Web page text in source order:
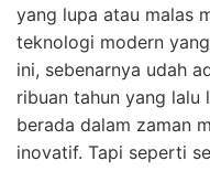
yang lupa atau malas
teknologi modern
ini, sebenarnya udah
ribuan tahun yang lalu
berada dalam zaman
inovatif. Tapi seperti